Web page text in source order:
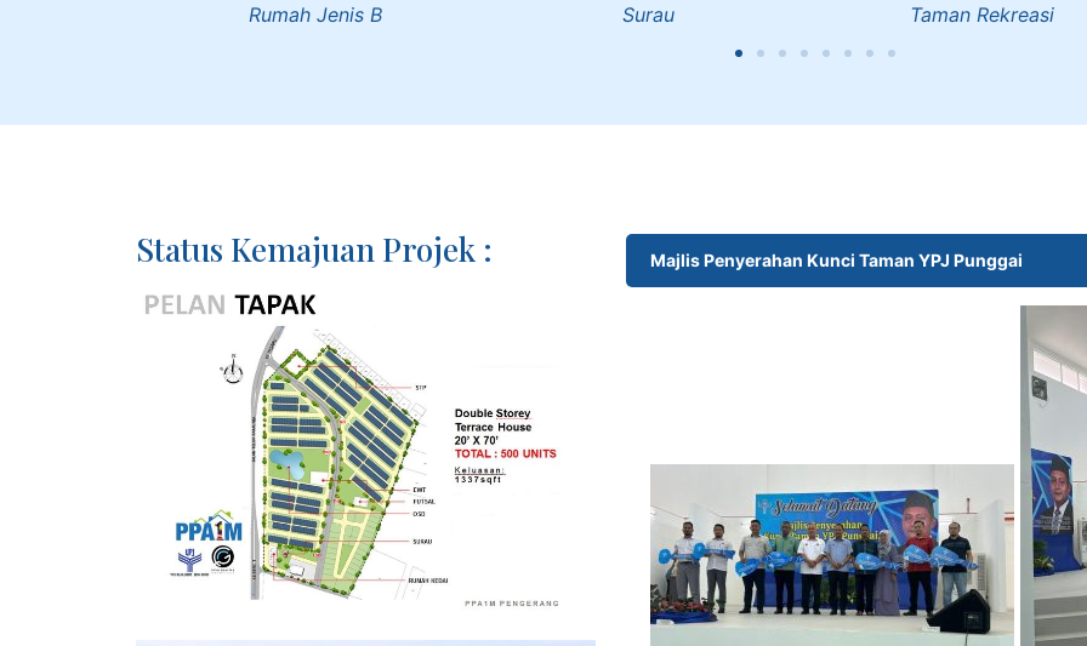
Surau Taman Rekreasi Dewan Serbaguna
Status Kemajuan Projek : Majlis Penyerahan Kunci Taman YPJ Punggai